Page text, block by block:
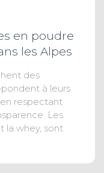
en poudre
les Alpes
des
à leurs
respectant
Les
la whey, sont